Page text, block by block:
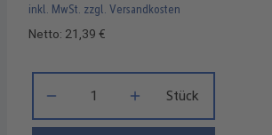
inkl. MwSt. zzgl. Versandkosten
Netto: 21,39 €
Stück